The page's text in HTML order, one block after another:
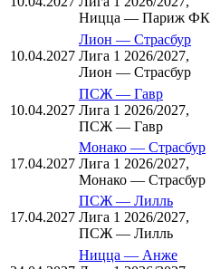
Ницца — Париж ФК
10.04.2027
Лион — Страсбур
Лига 1 2026/2027,
Лион — Страсбур
10.04.2027
ПСЖ — Гавр
Лига 1 2026/2027,
ПСЖ — Гавр
17.04.2027
Монако — Страсбур
Лига 1 2026/2027,
Монако — Страсбур
17.04.2027
ПСЖ — Лилль
Лига 1 2026/2027,
ПСЖ — Лилль
Ницца — Анже